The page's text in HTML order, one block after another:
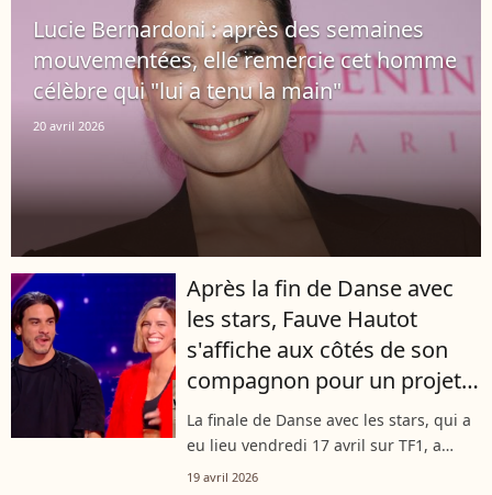
l’émission "Danse avec les stars",...
Lucie Bernardoni : après des semaines
mouvementées, elle remercie cet homme
célèbre qui "lui a tenu la main"
20 avril 2026
Après la fin de Danse avec
les stars, Fauve Hautot
s'affiche aux côtés de son
compagnon pour un projet
qui leur tient à cœur
La finale de Danse avec les stars, qui a
eu lieu vendredi 17 avril sur TF1, a
sacré l'humoriste Samuel Bambi. Au
19 avril 2026